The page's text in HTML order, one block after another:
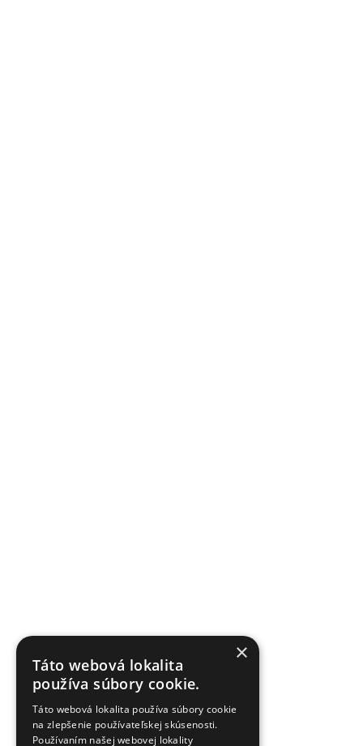
×
Táto webová lokalita
používa súbory cookie.
Táto webová lokalita používa súbory cookie
na zlepšenie používateľskej skúsenosti.
Používaním našej webovej lokality